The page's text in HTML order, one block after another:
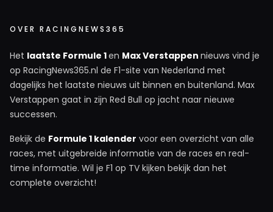
OVER RACINGNEWS365
Het laatste Formule 1en Max Verstappen nieuws vind je
op RacingNews365.nl de F1-site van Nederland met
dagelijks het laatste nieuws uit binnen en buitenland. Max
Verstappen gaat in zijn Red Bull op jacht naar nieuwe
successen.
Bekijk de Formule 1 kalender voor een overzicht van alle
races, met uitgebreide informatie van de races en real-
time informatie. Wil je F1 op TV kijken bekijk dan het
complete overzicht!